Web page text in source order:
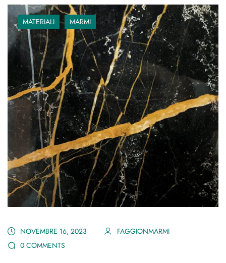
MATERIALI MARMI
NOVEMBRE 16, 2023
FAGGIONMARMI
0 COMMENTS